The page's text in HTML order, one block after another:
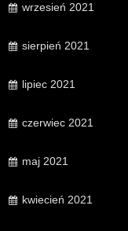
wrzesień 2021
sierpień 2021
lipiec 2021
czerwiec 2021
maj 2021
kwiecień 2021